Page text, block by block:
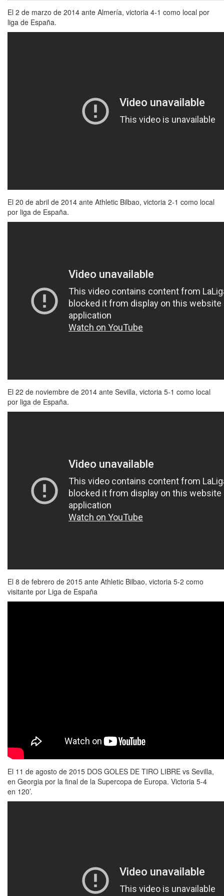
El 2 de marzo de 2014 ante Almería, victoria 4-1 como local por
liga de España.
El 20 de abril de 2014 ante Athletic Bilbao, victoria 2-1 como local
por liga de España.
El 22 de noviembre de 2014 ante Sevilla, victoria 5-1 como local
por liga de España.
El 8 de febrero de 2015 ante Athletic Bilbao, victoria 5-2 como
visitante por Liga de España
El 11 de agosto de 2015 DOS GOLES DE TIRO LIBRE vs Sevilla,
en Georgia por la final de la Supercopa de Europa. Victoria 5-4
en 120’.